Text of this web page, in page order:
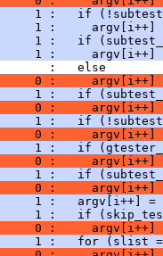
1 :   if
1 :     argv[i++]
1 :   if
1 :     argv[i++]
:   else
0 :     argv[i++]
1 :   if
0 :     argv[i++]
1 :   if
0 :     argv[i++]
1 :   if
0 :     argv[i++]
1 :   if
0 :     argv[i++]
1 :   argv[i++] =
1 :   if
0 :     argv[i++]
1 :   for (slist